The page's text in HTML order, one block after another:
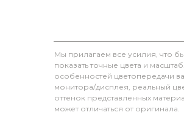
Мы прилагаем все усилия, что бы
показать точные цвета и
особенностей цветопередачи
монитора/дисплея, реальный
оттенок представленных
может отличаться от оригинала.